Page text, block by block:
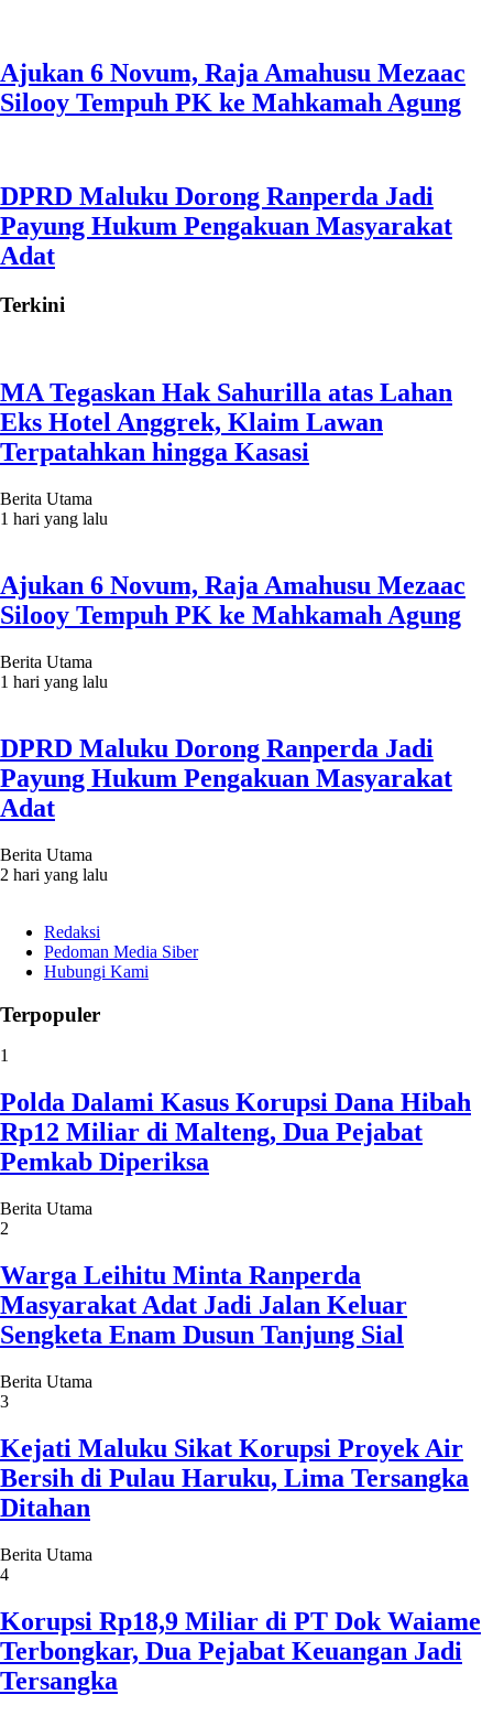
Ajukan 6 Novum, Raja Amahusu Mezaac
Silooy Tempuh PK ke Mahkamah Agung
DPRD Maluku Dorong Ranperda Jadi
Payung Hukum Pengakuan Masyarakat
Adat
Terkini
MA Tegaskan Hak Sahurilla atas Lahan
Eks Hotel Anggrek, Klaim Lawan
Terpatahkan hingga Kasasi
Berita Utama
1 hari yang lalu
Ajukan 6 Novum, Raja Amahusu Mezaac
Silooy Tempuh PK ke Mahkamah Agung
Berita Utama
1 hari yang lalu
DPRD Maluku Dorong Ranperda Jadi
Payung Hukum Pengakuan Masyarakat
Adat
Berita Utama
2 hari yang lalu
Redaksi
Pedoman Media Siber
Hubungi Kami
Terpopuler
1
Polda Dalami Kasus Korupsi Dana Hibah
Rp12 Miliar di Malteng, Dua Pejabat
Pemkab Diperiksa
Berita Utama
2
Warga Leihitu Minta Ranperda
Masyarakat Adat Jadi Jalan Keluar
Sengketa Enam Dusun Tanjung Sial
Berita Utama
3
Kejati Maluku Sikat Korupsi Proyek Air
Bersih di Pulau Haruku, Lima Tersangka
Ditahan
Berita Utama
4
Korupsi Rp18,9 Miliar di PT Dok Waiame
Terbongkar, Dua Pejabat Keuangan Jadi
Tersangka